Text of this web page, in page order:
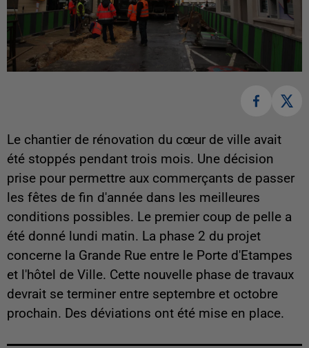
Le chantier de rénovation du cœur de ville avait
été stoppés pendant trois mois. Une décision
prise pour permettre aux commerçants de passer
les fêtes de fin d'année dans les meilleures
conditions possibles. Le premier coup de pelle a
été donné lundi matin. La phase 2 du projet
concerne la Grande Rue entre le Porte d'Etampes
et l'hôtel de Ville. Cette nouvelle phase de travaux
devrait se terminer entre septembre et octobre
prochain. Des déviations ont été mise en place.